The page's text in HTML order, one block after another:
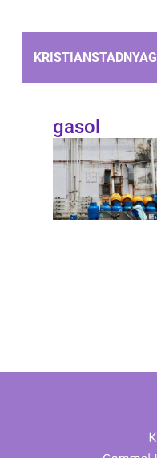
gasol